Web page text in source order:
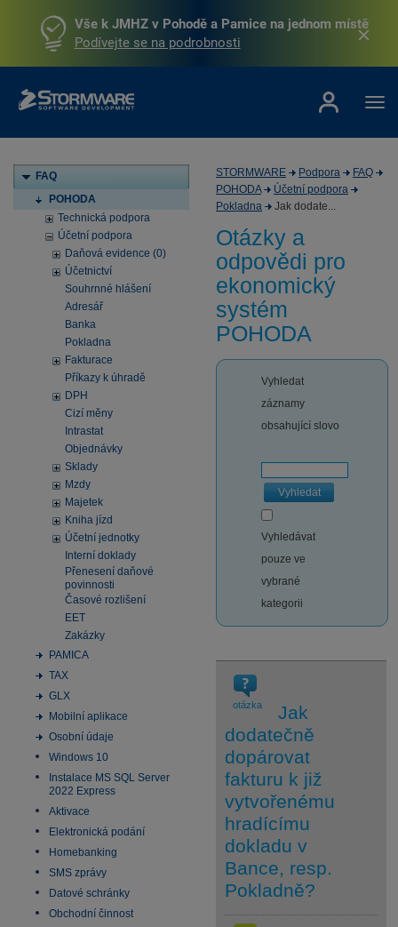
Vše k JMHZ v Pohodě a Pamice na jednom místě
Podívejte se na podrobnosti
FAQ
POHODA
Technická podpora
Účetní podpora
Daňová evidence (0)
Účetnictví
Souhrnné hlášení
Adresář
Banka
Pokladna
Fakturace
Příkazy k úhradě
DPH
Cizí měny
Intrastat
Objednávky
Sklady
Mzdy
Majetek
Kniha jízd
Účetní jednotky
Interní doklady
Přenesení daňové
povinnosti
Časové rozlišení
EET
Zakázky
PAMICA
TAX
GLX
Mobilní aplikace
Osobní údaje
Windows 10
Instalace MS SQL Server
2022 Express
Aktivace
Elektronická podání
Homebanking
SMS zprávy
Datové schránky
Obchodní činnost
STORMWARE Podpora
FAQ
POHODA
Účetní podpora
Pokladna
Jak dodate...
Otázky a
odpovědi pro
ekonomický
systém
POHODA
Vyhledat
záznamy
obsahující slovo
Vyhledat
Vyhledávat
pouze ve
vybrané
kategorii
otázka
Jak
dodatečně
dopárovat
fakturu k již
vytvořenému
hradícímu
dokladu v
Bance, resp.
Pokladně?